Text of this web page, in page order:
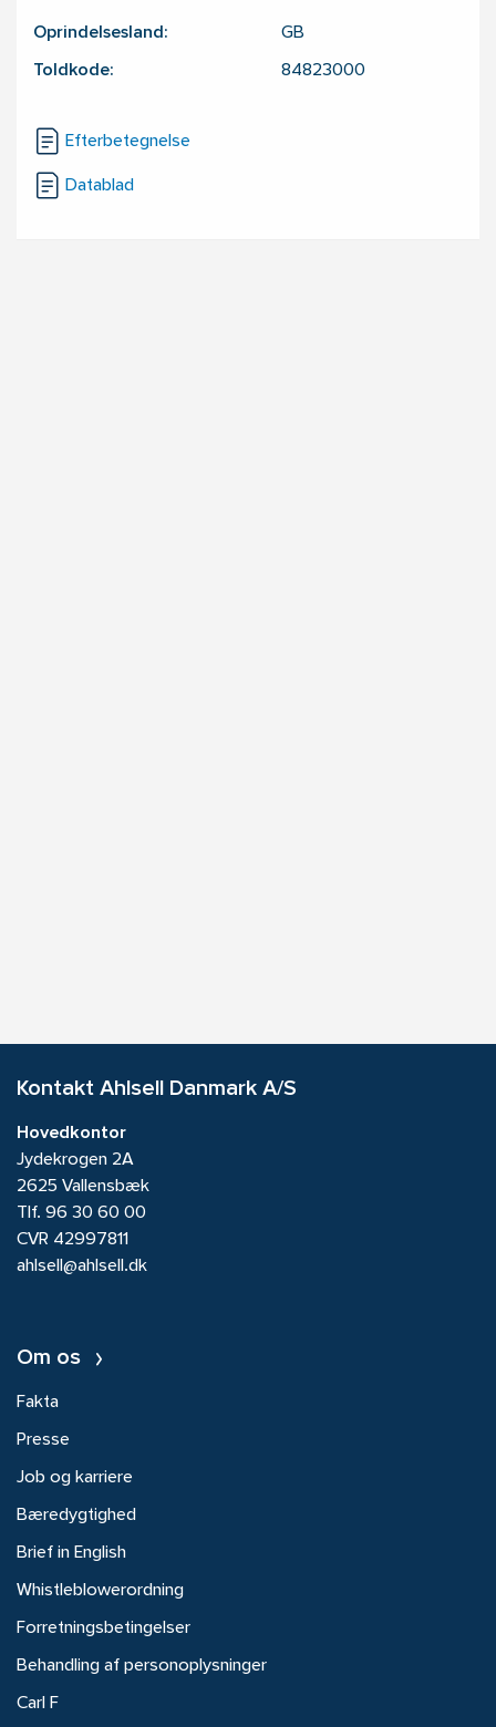
Oprindelsesland: GB
Toldkode: 84823000
Efterbetegnelse
Datablad
Kontakt Ahlsell Danmark A/S
Hovedkontor
Jydekrogen 2A
2625 Vallensbæk
Tlf. 96 30 60 00
CVR 42997811
ahlsell@ahlsell.dk
Om os
Fakta
Presse
Job og karriere
Bæredygtighed
Brief in English
Whistleblowerordning
Forretningsbetingelser
Behandling af personoplysninger
Carl F